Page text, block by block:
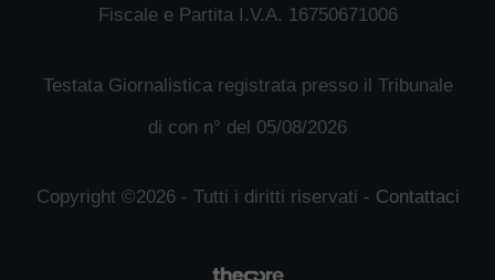
Fiscale e Partita I.V.A. 16750671006
Testata Giornalistica registrata presso il Tribunale
di con n° del 05/08/2026
Copyright ©2026 - Tutti i diritti riservati - Contattaci